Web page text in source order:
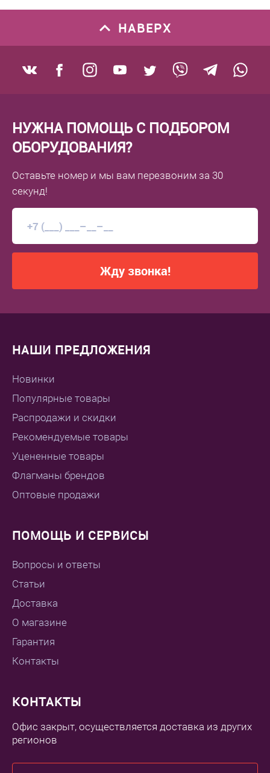
НАВЕРХ
НУЖНА ПОМОЩЬ С ПОДБОРОМ
ОБОРУДОВАНИЯ?
Оставьте номер и мы вам перезвоним за 30
секунд!
Жду звонка!
НАШИ ПРЕДЛОЖЕНИЯ
Новинки
Популярные товары
Распродажи и скидки
Рекомендуемые товары
Уцененные товары
Флагманы брендов
Оптовые продажи
ПОМОЩЬ И СЕРВИСЫ
Вопросы и ответы
Статьи
Доставка
О магазине
Гарантия
Контакты
КОНТАКТЫ
Офис закрыт, осуществляется доставка из других
регионов